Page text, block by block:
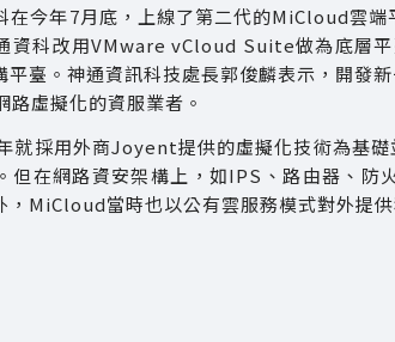
在今年7月底，上線了第二代的MiCloud雲
資科改用VMware vCloud Suite做為底層
平臺。神通資訊科技處長郭俊麟表示，開發
路虛擬化的資服業者。
就採用外商Joyent提供的虛擬化技術為基
但在網路資安架構上，如IPS、路由器、
，MiCloud當時也以公有雲服務模式對外提